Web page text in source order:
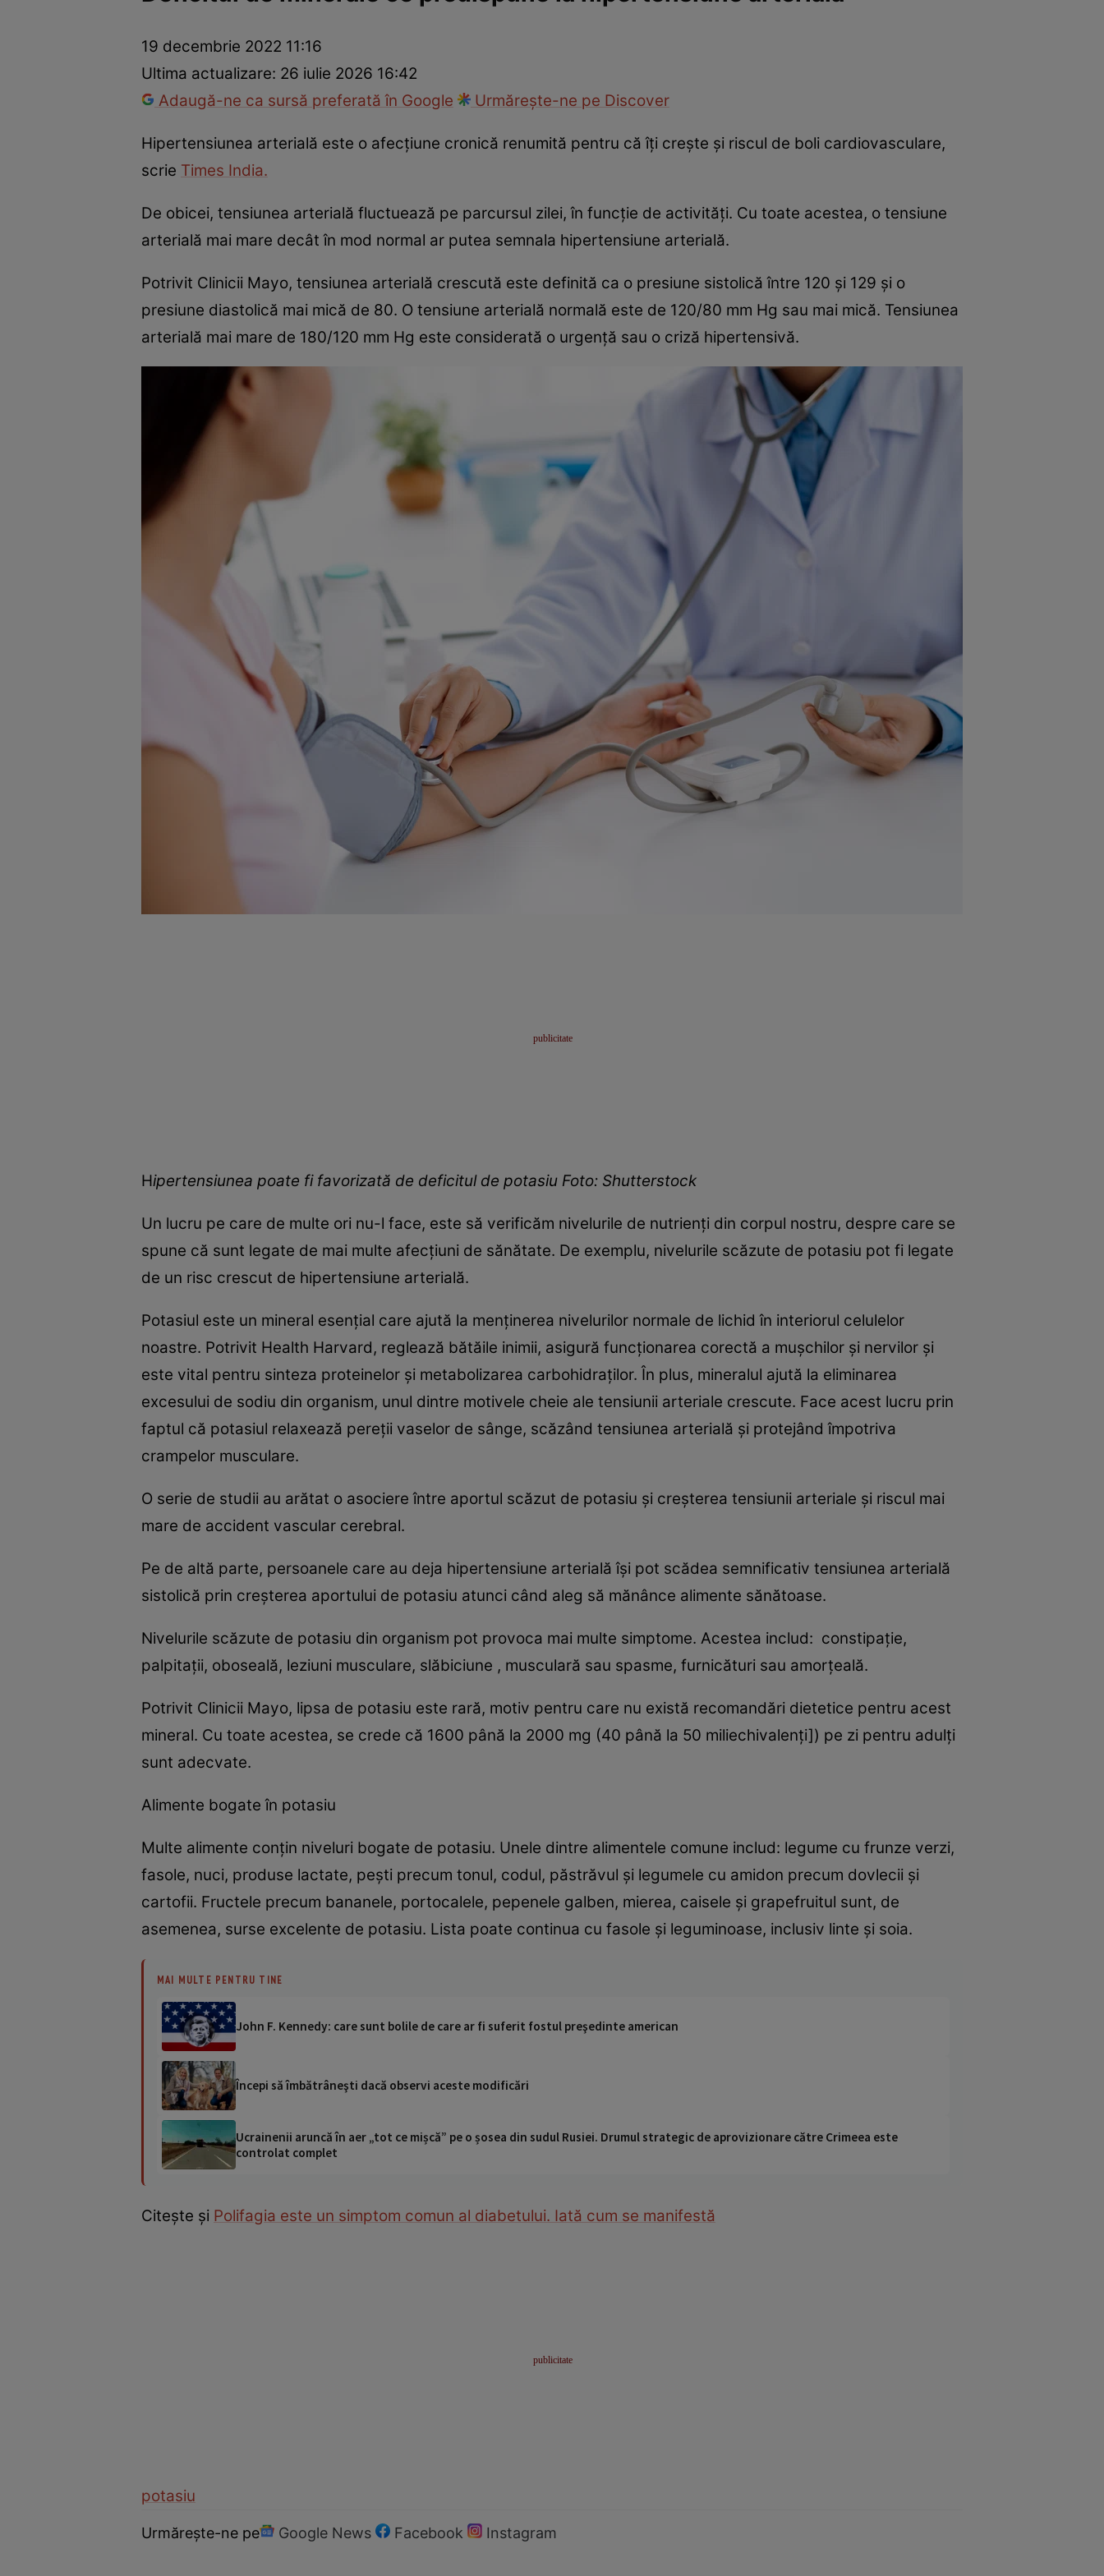
Prevenție și tratamentRemedii naturisteMedicii răspund
19 decembrie 2022 11:16
Ultima actualizare: 26 iulie 2026 16:42
Adaugă-ne ca sursă preferată în Google
Urmărește-ne pe Discover
Hipertensiunea arterială este o afecțiune cronică renumită pentru că îți crește și riscul de boli cardiovasculare,
scrie Times India.
De obicei, tensiunea arterială fluctuează pe parcursul zilei, în funcție de activități. Cu toate acestea, o tensiune
arterială mai mare decât în mod normal ar putea semnala hipertensiune arterială.
Potrivit Clinicii Mayo, tensiunea arterială crescută este definită ca o presiune sistolică între 120 și 129 și o
presiune diastolică mai mică de 80. O tensiune arterială normală este de 120/80 mm Hg sau mai mică. Tensiunea
arterială mai mare de 180/120 mm Hg este considerată o urgență sau o criză hipertensivă.
Hipertensiunea poate fi favorizată de deficitul de potasiu Foto: Shutterstock
Un lucru pe care de multe ori nu-l face, este să verificăm nivelurile de nutrienți din corpul nostru, despre care se
spune că sunt legate de mai multe afecțiuni de sănătate. De exemplu, nivelurile scăzute de potasiu pot fi legate
de un risc crescut de hipertensiune arterială.
Potasiul este un mineral esențial care ajută la menținerea nivelurilor normale de lichid în interiorul celulelor
noastre. Potrivit Health Harvard, reglează bătăile inimii, asigură funcționarea corectă a mușchilor și nervilor și
este vital pentru sinteza proteinelor și metabolizarea carbohidraților. În plus, mineralul ajută la eliminarea
excesului de sodiu din organism, unul dintre motivele cheie ale tensiunii arteriale crescute. Face acest lucru prin
faptul că potasiul relaxează pereții vaselor de sânge, scăzând tensiunea arterială și protejând împotriva
crampelor musculare.
O serie de studii au arătat o asociere între aportul scăzut de potasiu și creșterea tensiunii arteriale și riscul mai
mare de accident vascular cerebral.
Pe de altă parte, persoanele care au deja hipertensiune arterială își pot scădea semnificativ tensiunea arterială
sistolică prin creșterea aportului de potasiu atunci când aleg să mănânce alimente sănătoase.
Nivelurile scăzute de potasiu din organism pot provoca mai multe simptome. Acestea includ: constipație,
palpitații, oboseală, leziuni musculare, slăbiciune , musculară sau spasme, furnicături sau amorțeală.
Potrivit Clinicii Mayo, lipsa de potasiu este rară, motiv pentru care nu există recomandări dietetice pentru acest
mineral. Cu toate acestea, se crede că 1600 până la 2000 mg (40 până la 50 miliechivalenți]) pe zi pentru adulți
sunt adecvate.
Alimente bogate în potasiu
Multe alimente conțin niveluri bogate de potasiu. Unele dintre alimentele comune includ: legume cu frunze verzi,
fasole, nuci, produse lactate, pești precum tonul, codul, păstrăvul și legumele cu amidon precum dovlecii și
cartofii. Fructele precum bananele, portocalele, pepenele galben, mierea, caisele și grapefruitul sunt, de
asemenea, surse excelente de potasiu. Lista poate continua cu fasole și leguminoase, inclusiv linte și soia.
MAI MULTE PENTRU TINE
John F. Kennedy: care sunt bolile de care ar fi suferit fostul preşedinte american
Începi să îmbătrâneşti dacă observi aceste modificări
Ucrainenii aruncă în aer „tot ce mișcă” pe o șosea din sudul Rusiei. Drumul strategic de aprovizionare către Crimeea este
controlat complet
Citește și Polifagia este un simptom comun al diabetului. Iată cum se manifestă
potasiu
Urmărește-ne pe Google News Facebook Instagram